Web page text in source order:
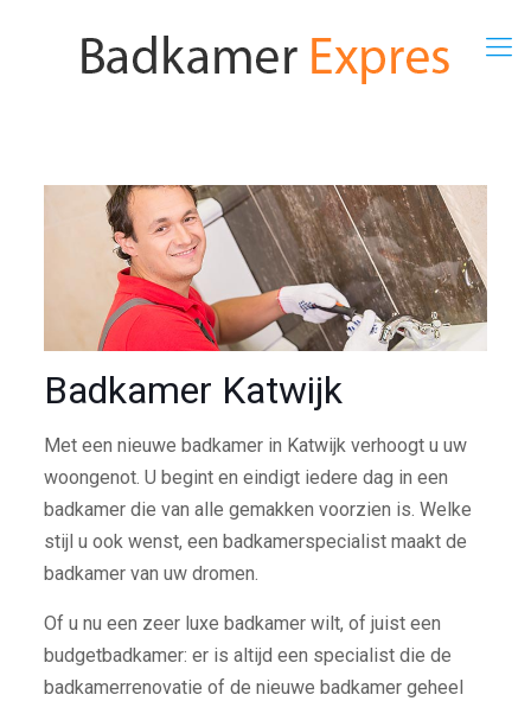
Badkamer Katwijk
Met een nieuwe badkamer in Katwijk verhoogt u uw
woongenot. U begint en eindigt iedere dag in een
badkamer die van alle gemakken voorzien is. Welke
stijl u ook wenst, een badkamerspecialist maakt de
badkamer van uw dromen.
Of u nu een zeer luxe badkamer wilt, of juist een
budgetbadkamer: er is altijd een specialist die de
badkamerrenovatie of de nieuwe badkamer geheel